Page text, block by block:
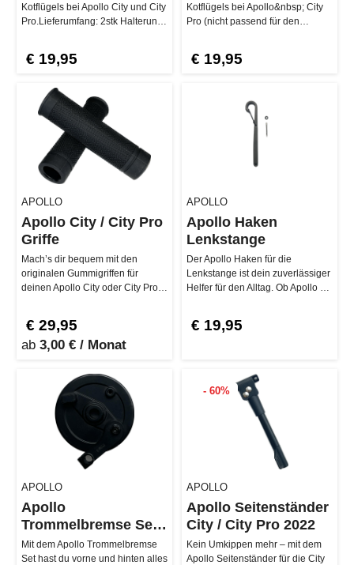
Kotflügels bei Apollo City und City
Pro.Lieferumfang: 2stk Halterung.
€ 19,95
Kotflügels bei Apollo&nbsp; City
Pro (nicht passend für den
€ 19,95
APOLLO
Apollo City / City Pro
Griffe
Mach’s dir bequem mit den
originalen Gummigriffen für
deinen Apollo City oder City Pro.
€ 29,95
ab 3,00 € / Monat
APOLLO
Apollo Haken
Lenkstange
Der Apollo Haken für die
Lenkstange ist dein zuverlässiger
Helfer für den Alltag. Ob Apollo Air
€ 19,95
APOLLO
Apollo
Trommelbremse Set
City / City Pro
Mit dem Apollo Trommelbremse
Set hast du vorne und hinten alles
- 60%
APOLLO
Apollo Seitenständer
City / City Pro 2022
Kein Umkippen mehr – mit dem
Apollo Seitenständer für die City